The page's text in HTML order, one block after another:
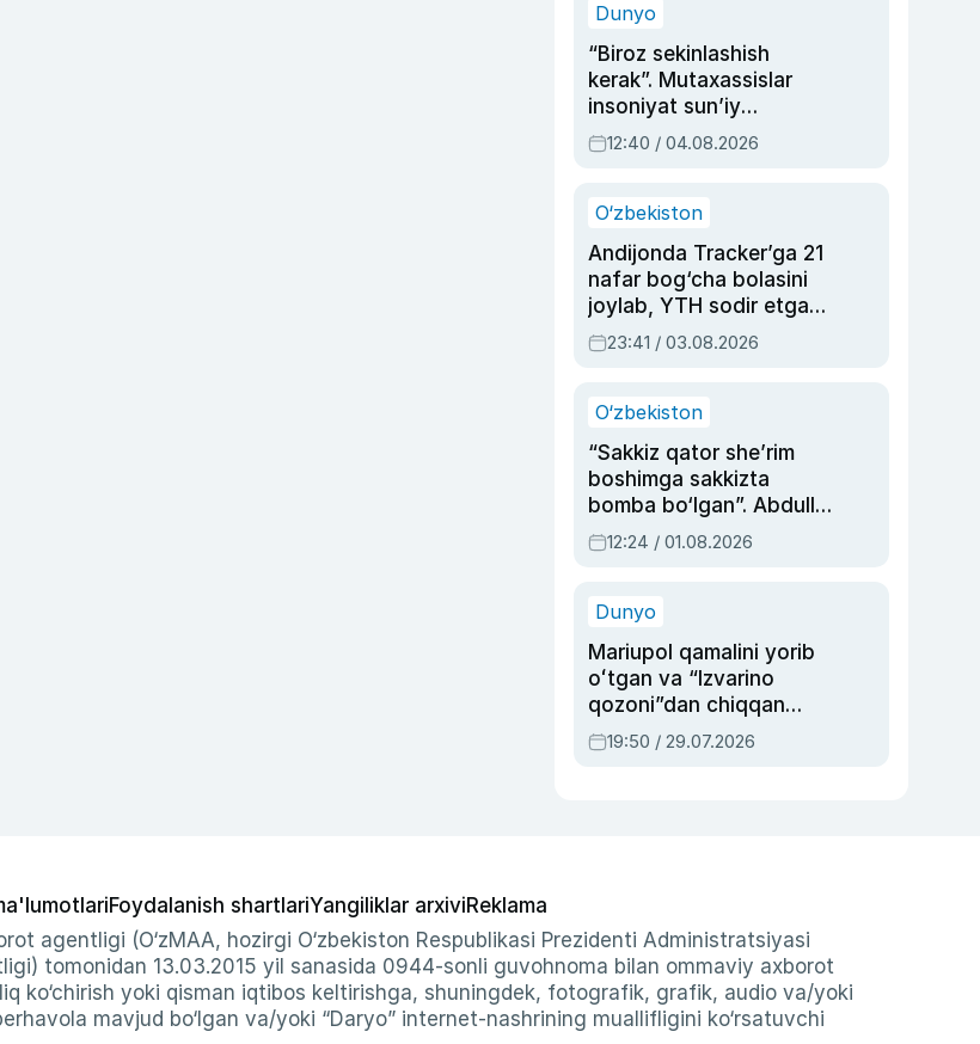
Dunyo
“Biroz sekinlashish
kerak”. Mutaxassislar
insoniyat sun’iy
intellektni boshqara
olmay qolishidan xavotir
12:40 / 04.08.2026
O‘zbekiston
Andijonda Tracker’ga 21
nafar bog‘cha bolasini
joylab, YTH sodir etgan
ayolga sud hukmi o‘qildi
23:41 / 03.08.2026
O‘zbekiston
“Sakkiz qator she’rim
boshimga sakkizta
bomba bo‘lgan”. Abdulla
Oripovni siyosiy
ayblovlardan asrab
12:24 / 01.08.2026
Dunyo
Mariupol qamalini yorib
oʻtgan va “Izvarino
qozoni”dan chiqqan
qahramon — Ukraina
armiyasi bosh
19:50 / 29.07.2026
Foydalanish shartlariYangiliklar arxiviReklama
agentligi (O‘zMAA, hozirgi O‘zbekiston Respublikasi Prezidenti Administratsiyasi
tomonidan 13.03.2015 yil sanasida 0944-sonli guvohnoma bilan ommaviy axborot
ko‘chirish yoki qisman iqtibos keltirishga, shuningdek, fotografik, grafik, audio va/yoki
mavjud bo‘lgan va/yoki “Daryo” internet-nashrining muallifligini ko‘rsatuvchi